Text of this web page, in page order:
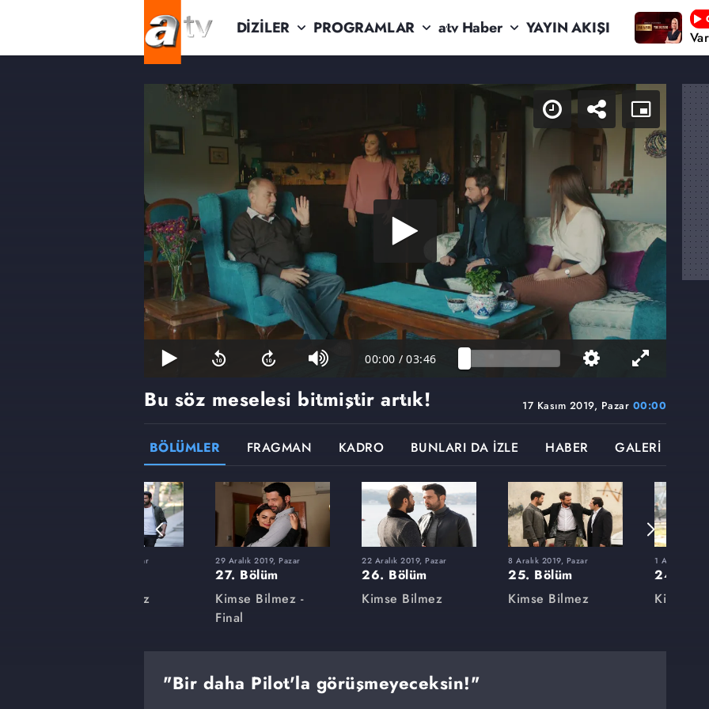
DİZİLER PROGRAMLAR atv Haber YAYIN AKIŞI
00:00 / 03:46
17 Kasım 2019, Pazar 00:00
Bu söz meselesi bitmiştir artık!
BÖLÜMLER FRAGMAN KADRO BUNLARI DA İZLE HABER GALERİ
29 Eylül 2019, Pazar
Kimse Bilmez
29 Aralık 2019, Pazar
27. Bölüm
Kimse Bilmez -
Final
22 Aralık 2019, Pazar
26. Bölüm
Kimse Bilmez
8 Aralık 2019, Pazar
25. Bölüm
Kimse Bilmez
1 Aralık 2019,
24.
Kimse
"Bir daha Pilot'la görüşmeyeceksin!"